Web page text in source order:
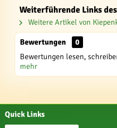
Weiterführende Links
Weitere Artikel von
Bewertungen
0
Bewertungen lesen,
mehr
Quick Links